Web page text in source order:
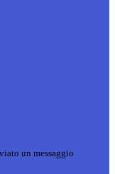
un messaggio